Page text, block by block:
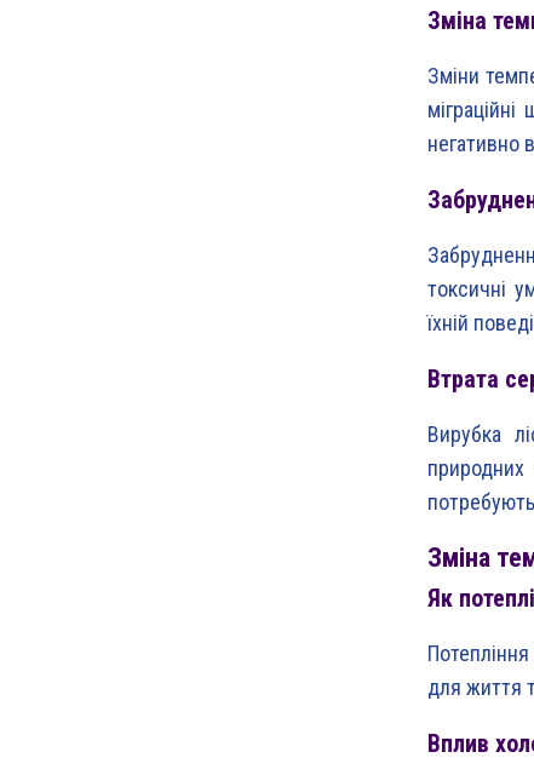
Зміна
Зміни
негативно
токсичні
їхній
Втрата
Вирубка
Зміна
Як
для життя
Вплив